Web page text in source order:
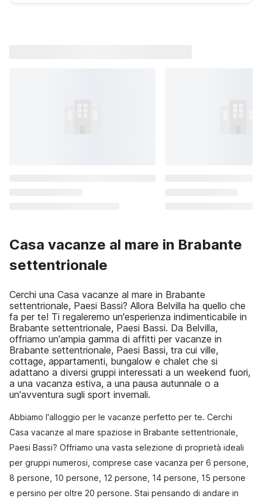
Casa vacanze al mare in Brabante
settentrionale
Cerchi una Casa vacanze al mare in Brabante
settentrionale, Paesi Bassi? Allora Belvilla ha quello che
fa per te! Ti regaleremo un'esperienza indimenticabile in
Brabante settentrionale, Paesi Bassi. Da Belvilla,
offriamo un'ampia gamma di affitti per vacanze in
Brabante settentrionale, Paesi Bassi, tra cui ville,
cottage, appartamenti, bungalow e chalet che si
adattano a diversi gruppi interessati a un weekend fuori,
a una vacanza estiva, a una pausa autunnale o a
un'avventura sugli sport invernali.
Abbiamo l'alloggio per le vacanze perfetto per te. Cerchi
Casa vacanze al mare spaziose in Brabante settentrionale,
Paesi Bassi? Offriamo una vasta selezione di proprietà ideali
per gruppi numerosi, comprese case vacanza per 6 persone,
8 persone, 10 persone, 12 persone, 14 persone, 15 persone
e persino per oltre 20 persone. Stai pensando di andare in